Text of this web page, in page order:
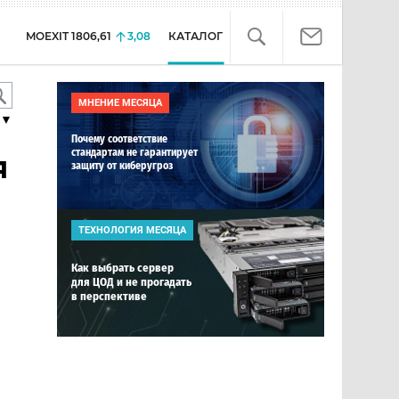
MOEXIT 1806,61 3,08 КАТАЛОГ
МНЕНИЕ МЕСЯЦА
Почему соответствие
стандартам не гарантирует
защиту от киберугроз
ТЕХНОЛОГИЯ МЕСЯЦА
Как выбрать сервер
для ЦОД и не прогадать
в перспективе